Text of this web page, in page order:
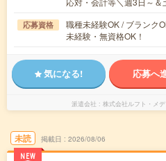
応募資格
職種未経験OK / ブランク
未経験・無資格OK！
気になる! 応募へ
派遣会社 株式会社ルフト・メ
未読
NEW
掲載日 2026/08/06